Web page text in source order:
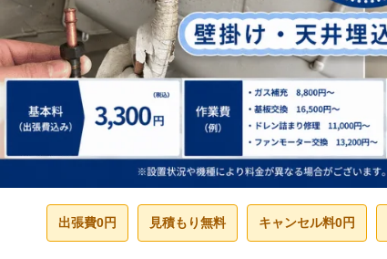
出張費0円 見積もり無料 キャンセル料0円